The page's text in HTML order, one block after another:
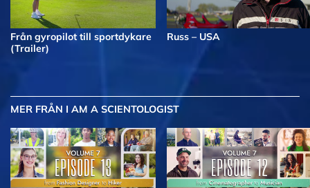
Från gyropilot till sportdykare
(Trailer)
Russ – USA
MER FRÅN I AM A SCIENTOLOGIST